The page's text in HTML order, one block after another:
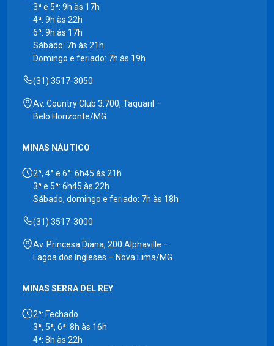
3ª e 5ª: 9h às 17h
4ª: 9h às 22h
6ª: 9h às 17h
Sábado: 7h às 21h
Domingo e feriado: 7h às 19h
(31) 3517-3050
Av. Country Club 3.700, Taquaril –
Belo Horizonte/MG
MINAS NÁUTICO
2ª, 4ª e 6ª: 6h45 às 21h
3ª e 5ª: 6h45 às 22h
Sábado, domingo e feriado: 7h às 18h
(31) 3517-3000
Av. Princesa Diana, 200 Alphaville –
Lagoa dos Ingleses – Nova Lima/MG
MINAS SERRA DEL REY
2ª: Fechado
3ª, 5ª, 6ª: 8h às 16h
4ª: 8h às 22h